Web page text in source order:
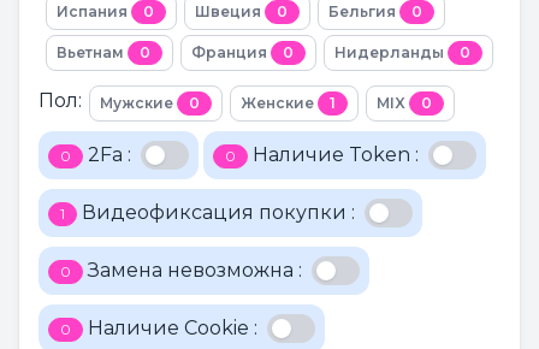
Испания 0 Швеция 0 Бельгия 0
Вьетнам 0 Франция 0 Нидерланды 0
Пол: Мужские 0 Женские 1 MIX 0
0 2Fa : 0 Наличие Token :
1 Видеофиксация покупки :
0 Замена невозможна :
0 Наличие Cookie :